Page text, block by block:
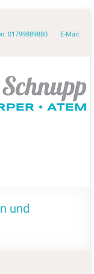
01799889880 E-Mail:
und